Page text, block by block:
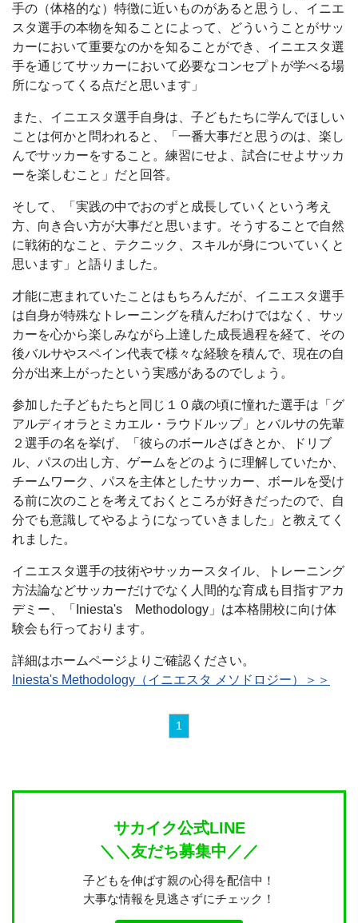
手の（体格的な）特徴に近いものがあると思うし、イニエ
スタ選手の本物を知ることによって、どういうことがサッ
カーにおいて重要なのかを知ることができ、イニエスタ選
手を通じてサッカーにおいて必要なコンセプトが学べる場
所になってくる点だと思います」
また、イニエスタ選手自身は、子どもたちに学んでほしい
ことは何かと問われると、「一番大事だと思うのは、楽し
んでサッカーをすること。練習にせよ、試合にせよサッカ
ーを楽しむこと」だと回答。
そして、「実践の中でおのずと成長していくという考え
方、向き合い方が大事だと思います。そうすることで自然
に戦術的なこと、テクニック、スキルが身についていくと
思います」と語りました。
才能に恵まれていたことはもちろんだが、イニエスタ選手
は自身が特殊なトレーニングを積んだわけではなく、サッ
カーを心から楽しみながら上達した成長過程を経て、その
後バルサやスペイン代表で様々な経験を積んで、現在の自
分が出来上がったという実感があるのでしょう。
参加した子どもたちと同じ１０歳の頃に憧れた選手は「グ
アルディオラとミカエル・ラウドルップ」とバルサの先輩
２選手の名を挙げ、「彼らのボールさばきとか、ドリブ
ル、パスの出し方、ゲームをどのように理解していたか、
チームワーク、パスを主体としたサッカー、ボールを受け
る前に次のことを考えておくところが好きだったので、自
分でも意識してやるようになっていきました」と教えてく
れました。
イニエスタ選手の技術やサッカースタイル、トレーニング
方法論などサッカーだけでなく人間的な育成も目指すアカ
デミー、「Iniesta's Methodology」は本格開校に向け体
験会も行っております。
詳細はホームページよりご確認ください。
Iniesta's Methodology（イニエスタ メソドロジー）＞＞
1
サカイク公式LINE
＼＼友だち募集中／／
子どもを伸ばす親の心得を配信中！
大事な情報を見逃さずにチェック！